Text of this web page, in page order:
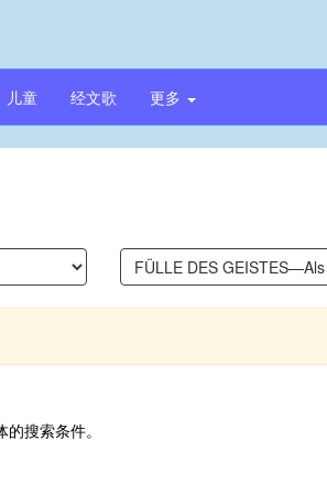
儿童 经文歌 更多
搜索条件。